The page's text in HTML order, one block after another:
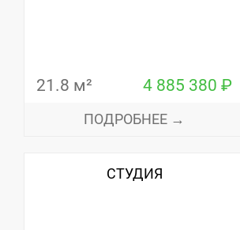
21.8 м² 4 885 380 ₽
ПОДРОБНЕЕ →
СТУДИЯ